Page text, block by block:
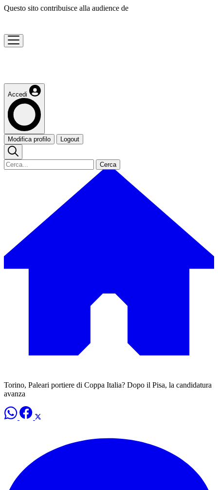
Questo sito contribuisce alla audience de
Accedi
Modifica profilo Logout
Cerca
Torino, Paleari portiere di Coppa Italia? Dopo il Pisa, la candidatura
avanza